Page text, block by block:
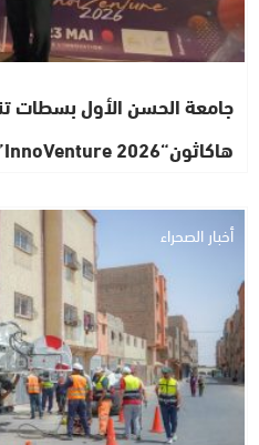
جامعة الحسن الأول بسطات
هاكاثون“InnoVenture 2026” لتعزيز الابتكار…
أخبار الصحراء